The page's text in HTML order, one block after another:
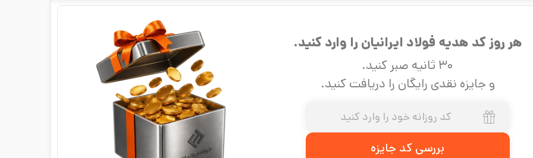
هر روز کد هدیه فولاد ایرانیان را وارد کنید.
۳۰ ثانیه صبر کنید.
و جایزه نقدی رایگان را دریافت کنید.
بررسی کد جایزه